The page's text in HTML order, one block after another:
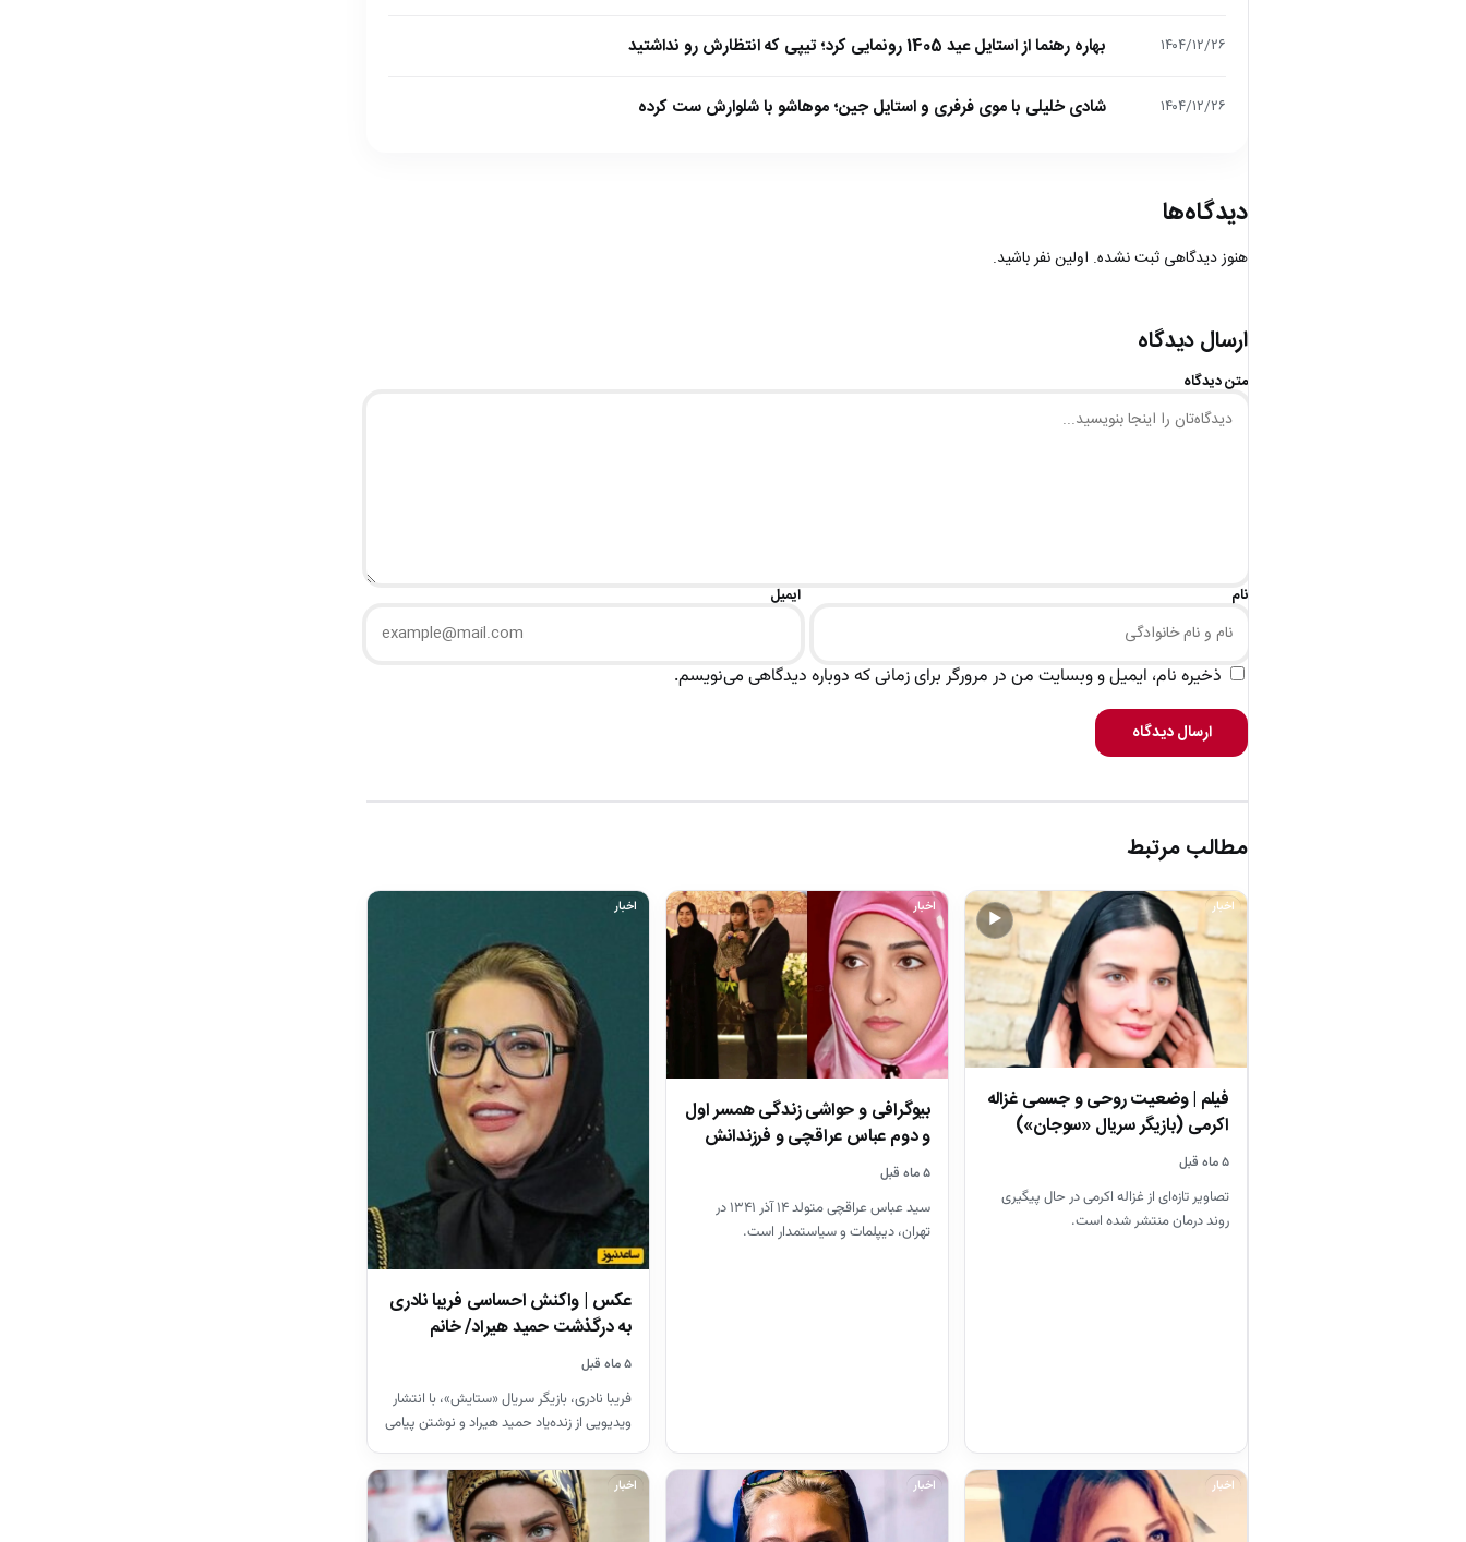
۱۴۰۴/۱۲/۲۶ بهاره رهنما از استایل عید 1405 رونمایی کرد؛ تیپی که انتظارش رو نداشتید
۱۴۰۴/۱۲/۲۶ شادی خلیلی با موی فرفری و استایل جین؛ موهاشو با شلوارش ست کرده
دیدگاه‌ها
هنوز دیدگاهی ثبت نشده. اولین نفر باشید.
ارسال دیدگاه
متن دیدگاه
نام ایمیل
ذخیره نام، ایمیل و وبسایت من در مرورگر برای زمانی که دوباره دیدگاهی می‌نویسم.
ارسال دیدگاه
مطالب مرتبط
▶
اخبار
فیلم | وضعیت روحی و جسمی غزاله
اکرمی (بازیگر سریال «سوجان»)
پس…
۵ ماه قبل
تصاویر تازه‌ای از غزاله اکرمی در حال پیگیری
روند درمان منتشر شده است.
اخبار
بیوگرافی و حواشی زندگی همسر اول
و دوم عباس عراقچی و فرزندانش
۵ ماه قبل
سید عباس عراقچی متولد ۱۴ آذر ۱۳۴۱ در
تهران، دیپلمات و سیاستمدار است.
اخبار
عکس | واکنش احساسی فریبا نادری
به درگذشت حمید هیراد/ خانم
بازیگر…
۵ ماه قبل
فریبا نادری، بازیگر سریال «ستایش»، با انتشار
ویدیویی از زنده‌یاد حمید هیراد و نوشتن پیامی
اخبار اخبار اخبار